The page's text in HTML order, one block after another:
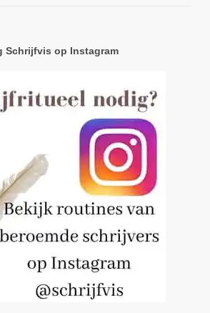
Schrijfvis op Instagram